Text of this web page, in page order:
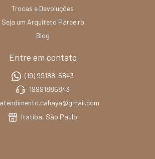
Trocas e Devoluções
Seja um Arquiteto Parceiro
Blog
Entre em contato
(19) 99188-6843
19991886843
atendimento.cahaya@gmail.com
Itatiba, São Paulo